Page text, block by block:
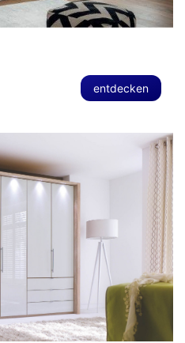
entdecken